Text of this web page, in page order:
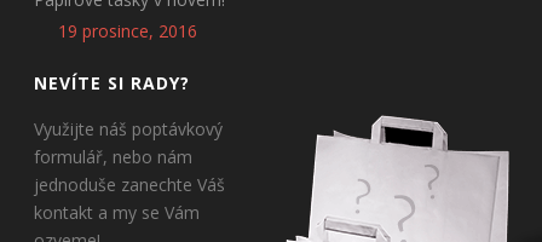
19 prosince, 2016
NEVÍTE SI RADY?
Využijte náš poptávkový
formulář, nebo nám
jednoduše zanechte Váš
kontakt a my se Vám